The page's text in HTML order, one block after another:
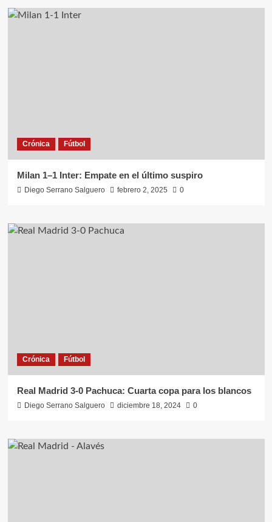
Crónica Fútbol
Milan 1–1 Inter: Empate en el último suspiro
Diego Serrano Salguero febrero 2, 2025 0
Crónica Fútbol
Real Madrid 3-0 Pachuca: Cuarta copa para los blancos
Diego Serrano Salguero diciembre 18, 2024 0